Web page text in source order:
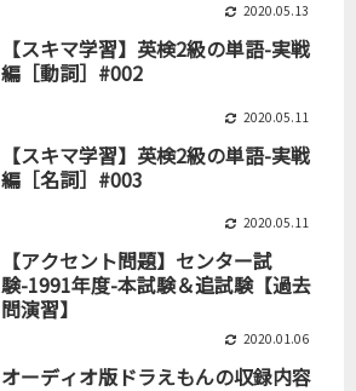
2020.05.13
【スキマ学習】英検2級の単語-実戦
編［動詞］#002
2020.05.11
【スキマ学習】英検2級の単語-実戦
編［名詞］#003
2020.05.11
【アクセント問題】センター試
験-1991年度-本試験＆追試験【過去
問演習】
2020.01.06
オーディオ版ドラえもんの収録内容